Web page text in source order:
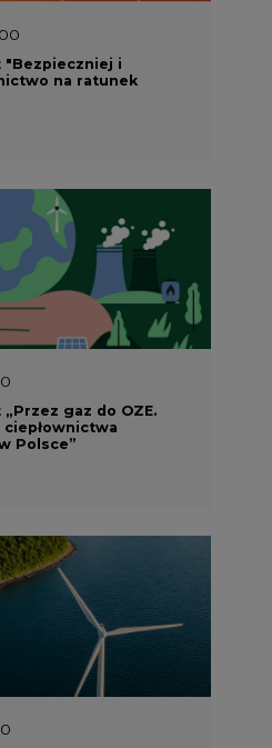
"Bezpieczniej i
na ratunek
gaz do OZE.
Polsce”